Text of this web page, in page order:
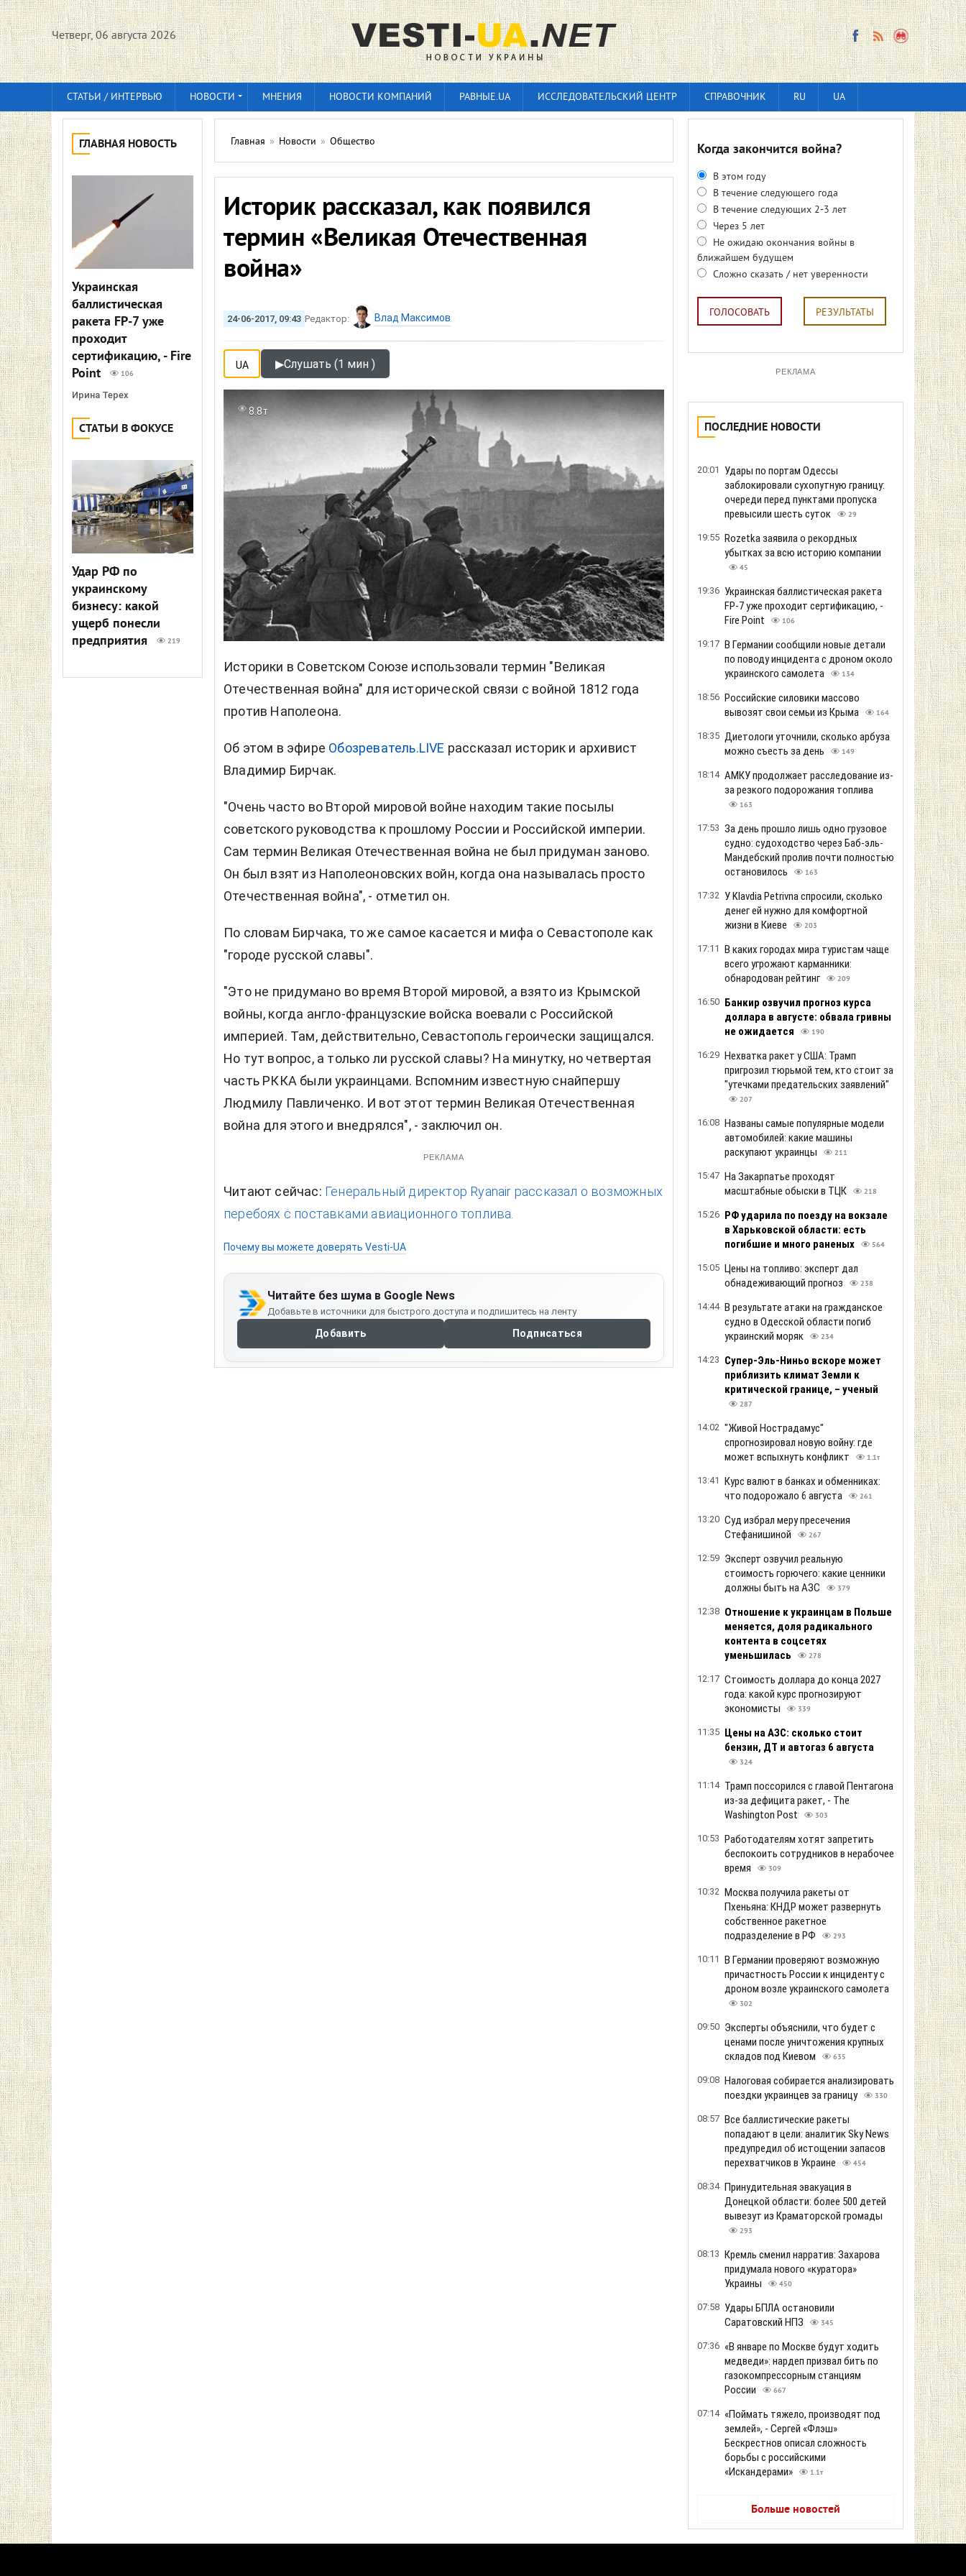
Четверг, 06 августа 2026
СТАТЬИ / ИНТЕРВЬЮ НОВОСТИ МНЕНИЯ НОВОСТИ КОМПАНИЙ РАВНЫЕ.UA ИССЛЕДОВАТЕЛЬСКИЙ ЦЕНТР СПРАВОЧНИК RU UA
ГЛАВНАЯ НОВОСТЬ
Украинская
баллистическая
ракета FP-7 уже
проходит
сертификацию, - Fire
Point
106
Ирина Терех
СТАТЬИ В ФОКУСЕ
Удар РФ по
украинскому
бизнесу: какой
ущерб понесли
предприятия
219
Главная » Новости » Общество
Историк рассказал, как появился
термин «Великая Отечественная
война»
24-06-2017, 09:43 Редактор: Влад Максимов
UA ▶Слушать (1 мин )
8.8т
Историки в Советском Союзе использовали термин "Великая
Отечественная война" для исторической связи с войной 1812 года
против Наполеона.
Об этом в эфире Обозреватель.LIVE рассказал историк и архивист
Владимир Бирчак.
"Очень часто во Второй мировой войне находим такие посылы
советского руководства к прошлому России и Российской империи.
Сам термин Великая Отечественная война не был придуман заново.
Он был взят из Наполеоновских войн, когда она называлась просто
Отечественная война", - отметил он.
По словам Бирчака, то же самое касается и мифа о Севастополе как
"городе русской славы".
"Это не придумано во время Второй мировой, а взято из Крымской
войны, когда англо-французские войска воевали с Российской
империей. Там, действительно, Севастополь героически защищался.
Но тут вопрос, а только ли русской славы? На минутку, но четвертая
часть РККА были украинцами. Вспомним известную снайпершу
Людмилу Павличенко. И вот этот термин Великая Отечественная
война для этого и внедрялся", - заключил он.
РЕКЛАМА
Читают сейчас: Генеральный директор Ryanair рассказал о возможных
перебоях с поставками авиационного топлива.
Почему вы можете доверять Vesti-UA
Читайте без шума в Google News
Добавьте в источники для быстрого доступа и подпишитесь на ленту
Добавить Подписаться
Когда закончится война?
В этом году
В течение следующего года
В течение следующих 2-3 лет
Через 5 лет
Не ожидаю окончания войны в
ближайшем будущем
Сложно сказать / нет уверенности
ГОЛОСОВАТЬ РЕЗУЛЬТАТЫ
РЕКЛАМА
ПОСЛЕДНИЕ НОВОСТИ
20:01
Удары по портам Одессы
заблокировали сухопутную границу:
очереди перед пунктами пропуска
превысили шесть суток
29
19:55 Rozetka заявила о рекордных
убытках за всю историю компании
45
19:36 Украинская баллистическая ракета
FP-7 уже проходит сертификацию, -
Fire Point
106
19:17 В Германии сообщили новые детали
по поводу инцидента с дроном около
украинского самолета
134
18:56 Российские силовики массово
вывозят свои семьи из Крыма
164
18:35 Диетологи уточнили, сколько арбуза
можно съесть за день
149
18:14 АМКУ продолжает расследование из-
за резкого подорожания топлива
163
17:53 За день прошло лишь одно грузовое
судно: судоходство через Баб-эль-
Мандебский пролив почти полностью
остановилось
163
17:32 У Klavdia Petrivna спросили, сколько
денег ей нужно для комфортной
жизни в Киеве
203
17:11 В каких городах мира туристам чаще
всего угрожают карманники:
обнародован рейтинг
209
16:50 Банкир озвучил прогноз курса
доллара в августе: обвала гривны
не ожидается
190
16:29 Нехватка ракет у США: Трамп
пригрозил тюрьмой тем, кто стоит за
"утечками предательских заявлений"
207
16:08 Названы самые популярные модели
автомобилей: какие машины
раскупают украинцы
211
15:47 На Закарпатье проходят
масштабные обыски в ТЦК
218
15:26 РФ ударила по поезду на вокзале
в Харьковской области: есть
погибшие и много раненых
564
15:05 Цены на топливо: эксперт дал
обнадеживающий прогноз
238
14:44 В результате атаки на гражданское
судно в Одесской области погиб
украинский моряк
234
14:23 Супер-Эль-Ниньо вскоре может
приблизить климат Земли к
критической границе, – ученый
287
14:02 "Живой Нострадамус"
спрогнозировал новую войну: где
может вспыхнуть конфликт
1.1т
13:41 Курс валют в банках и обменниках:
что подорожало 6 августа
261
13:20 Суд избрал меру пресечения
Стефанишиной
267
12:59 Эксперт озвучил реальную
стоимость горючего: какие ценники
должны быть на АЗС
379
12:38 Отношение к украинцам в Польше
меняется, доля радикального
контента в соцсетях
уменьшилась
278
12:17 Стоимость доллара до конца 2027
года: какой курс прогнозируют
экономисты
339
11:35 Цены на АЗС: сколько стоит
бензин, ДТ и автогаз 6 августа
324
11:14 Трамп поссорился с главой Пентагона
из-за дефицита ракет, - The
Washington Post
303
10:53 Работодателям хотят запретить
беспокоить сотрудников в нерабочее
время
309
10:32 Москва получила ракеты от
Пхеньяна: КНДР может развернуть
собственное ракетное
подразделение в РФ
293
10:11 В Германии проверяют возможную
причастность России к инциденту с
дроном возле украинского самолета
302
09:50 Эксперты объяснили, что будет с
ценами после уничтожения крупных
складов под Киевом
635
09:08 Налоговая собирается анализировать
поездки украинцев за границу
330
08:57 Все баллистические ракеты
попадают в цели: аналитик Sky News
предупредил об истощении запасов
перехватчиков в Украине
454
08:34 Принудительная эвакуация в
Донецкой области: более 500 детей
вывезут из Краматорской громады
293
08:13 Кремль сменил нарратив: Захарова
придумала нового «куратора»
Украины
450
07:58 Удары БПЛА остановили
Саратовский НПЗ
345
07:36 «В январе по Москве будут ходить
медведи»: нардеп призвал бить по
газокомпрессорным станциям
России
667
07:14 «Поймать тяжело, производят под
землей», - Сергей «Флэш»
Бескрестнов описал сложность
борьбы с российскими
«Искандерами»
1.1т
Больше новостей